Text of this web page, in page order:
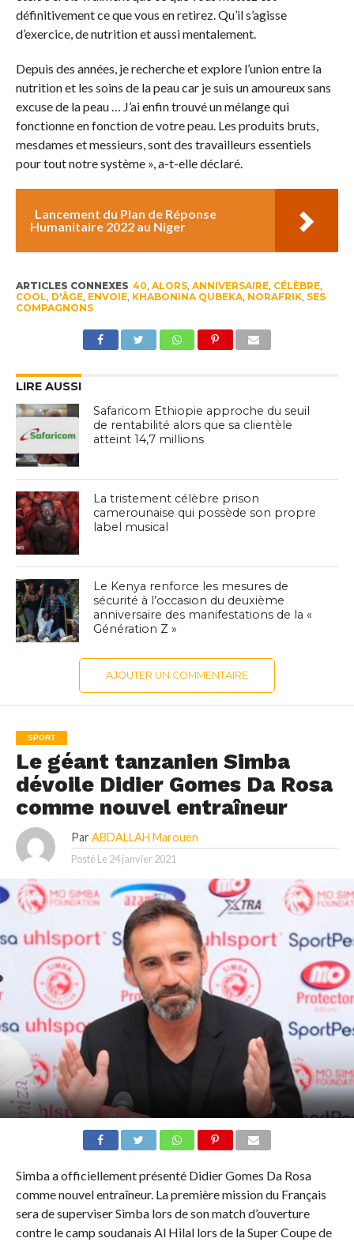
définitivement ce que vous en retirez. Qu’il s’agisse
d’exercice, de nutrition et aussi mentalement.
Depuis des années, je recherche et explore l’union entre la
nutrition et les soins de la peau car je suis un amoureux sans
excuse de la peau … J’ai enfin trouvé un mélange qui
fonctionne en fonction de votre peau. Les produits bruts,
mesdames et messieurs, sont des travailleurs essentiels
pour tout notre système », a-t-elle déclaré.
Lancement du Plan de Réponse
Humanitaire 2022 au Niger
ARTICLES CONNEXES 40 ALORS, ANNIVERSAIRE, CÉLÈBRE,
COOL D'ÂGE, ENVOIE, KHABONINA QUBEKA, NORAFRIK, SES
COMPAGNONS
LIRE AUSSI
Safaricom Ethiopie approche du seuil
de rentabilité alors que sa clientèle
atteint 14,7 millions
La tristement célèbre prison
camerounaise qui possède son propre
label musical
Le Kenya renforce les mesures de
sécurité à l’occasion du deuxième
anniversaire des manifestations de la «
Génération Z »
AJOUTER UN COMMENTAIRE
SPORT
Le géant tanzanien Simba
dévoile Didier Gomes Da Rosa
comme nouvel entraîneur
Par ABDALLAH Marouen
Posté Le 24 janvier 2021
Simba a officiellement présenté Didier Gomes Da Rosa
comme nouvel entraîneur. La première mission du Français
sera de superviser Simba lors de son match d’ouverture
contre le camp soudanais Al Hilal lors de la Super Coupe de